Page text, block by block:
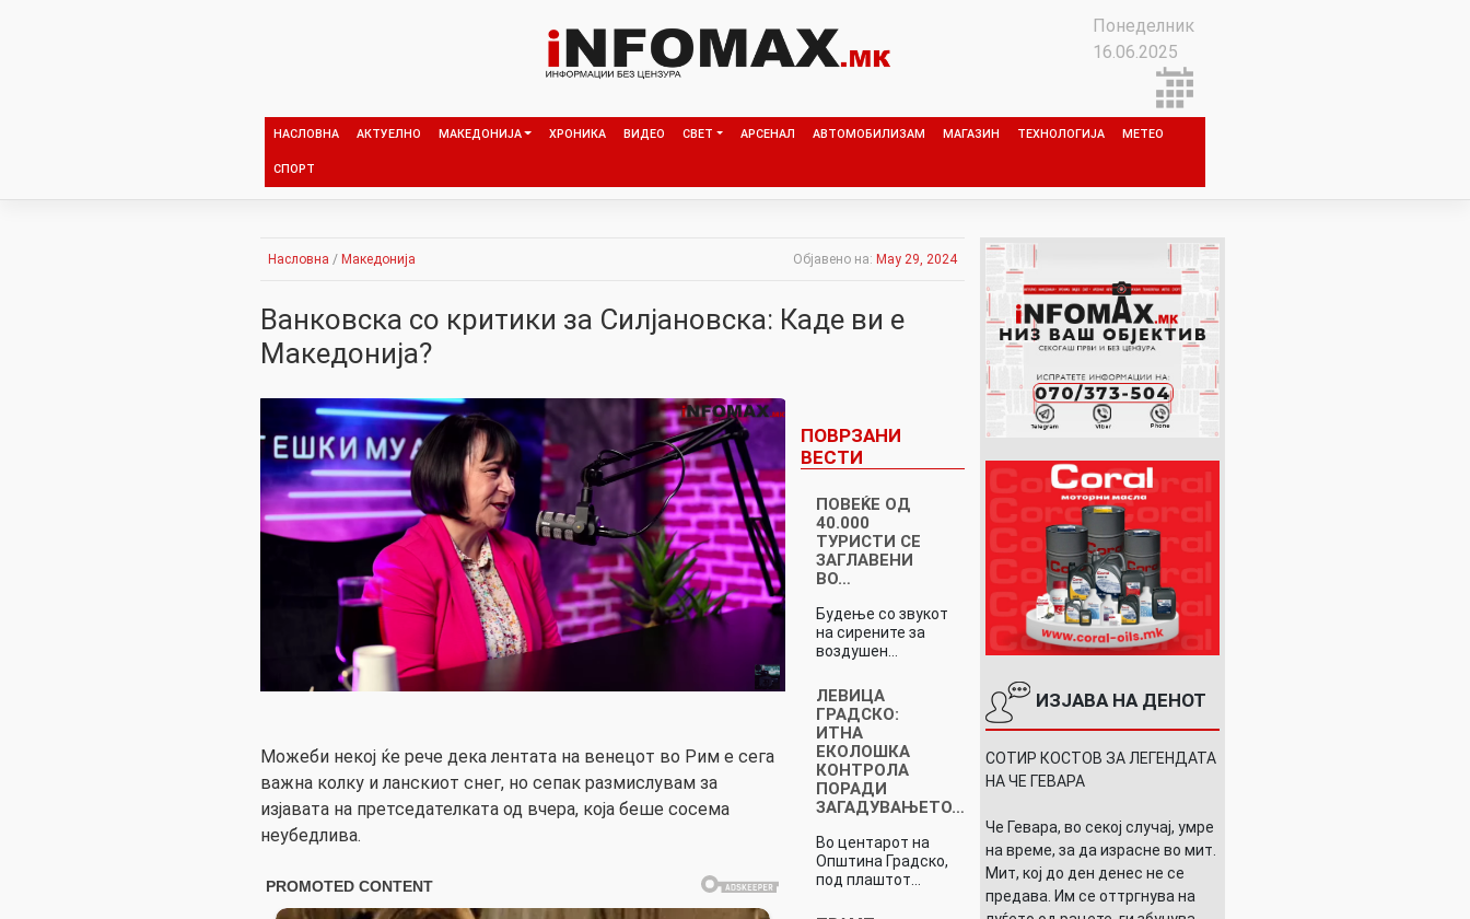
Понеделник
16.06.2025
НАСЛОВНА АКТУЕЛНО МАКЕДОНИЈА ХРОНИКА ВИДЕО СВЕТ АРСЕНАЛ АВТОМОБИЛИЗАМ МАГАЗИН ТЕХНОЛОГИЈА МЕТЕО
СПОРТ
Насловна / Македонија Објавено на: May 29, 2024
Ванковска со критики за Силјановска: Каде ви е
Македонија?
Можеби некој ќе рече дека лентата на венецот во Рим е сега
важна колку и ланскиот снег, но сепак размислувам за
изјавата на претседателката од вчера, која беше сосема
неубедлива.
ПОВРЗАНИ
ВЕСТИ
ПОВЕЌЕ ОД
40.000
ТУРИСТИ СЕ
ЗАГЛАВЕНИ
ВО…
Будење со звукот
на сирените за
воздушен…
ЛЕВИЦА
ГРАДСКО:
ИТНА
ЕКОЛОШКА
КОНТРОЛА
ПОРАДИ
ЗАГАДУВАЊЕТО…
Во центарот на
Општина Градско,
под плаштот…
ИЗЈАВА НА ДЕНОТ
СОТИР КОСТОВ ЗА ЛЕГЕНДАТА
НА ЧЕ ГЕВАРА
Че Гевара, во секој случај, умре
на време, за да израсне во мит.
Мит, кој до ден денес не се
предава. Им се оттргнува на